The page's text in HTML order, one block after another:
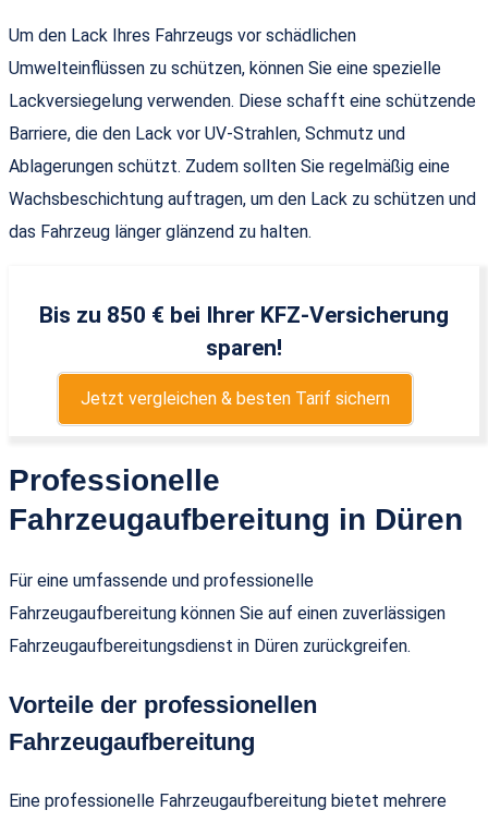
Um den Lack Ihres Fahrzeugs vor schädlichen
Umwelteinflüssen zu schützen, können Sie eine spezielle
Lackversiegelung verwenden. Diese schafft eine schützende
Barriere, die den Lack vor UV-Strahlen, Schmutz und
Ablagerungen schützt. Zudem sollten Sie regelmäßig eine
Wachsbeschichtung auftragen, um den Lack zu schützen und
das Fahrzeug länger glänzend zu halten.
Bis zu 850 € bei Ihrer KFZ-Versicherung
sparen!
Jetzt vergleichen & besten Tarif sichern
Professionelle
Fahrzeugaufbereitung in Düren
Für eine umfassende und professionelle
Fahrzeugaufbereitung können Sie auf einen zuverlässigen
Fahrzeugaufbereitungsdienst in Düren zurückgreifen.
Vorteile der professionellen
Fahrzeugaufbereitung
Eine professionelle Fahrzeugaufbereitung bietet mehrere